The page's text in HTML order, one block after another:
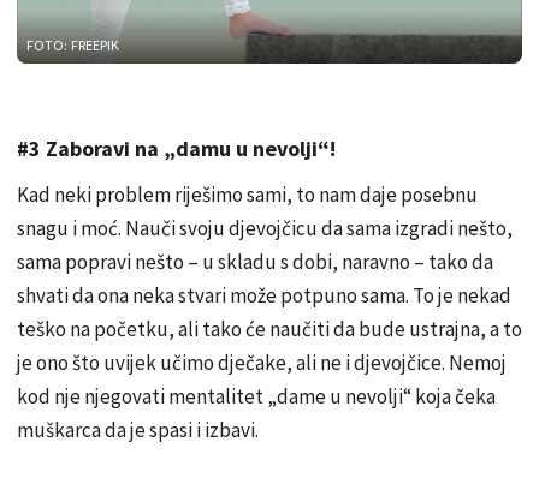
FOTO: FREEPIK
#3 Zaboravi na „damu u nevolji“!
Kad neki problem riješimo sami, to nam daje posebnu
snagu i moć. Nauči svoju djevojčicu da sama izgradi nešto,
sama popravi nešto – u skladu s dobi, naravno – tako da
shvati da ona neka stvari može potpuno sama. To je nekad
teško na početku, ali tako će naučiti da bude ustrajna, a to
je ono što uvijek učimo dječake, ali ne i djevojčice. Nemoj
kod nje njegovati mentalitet „dame u nevolji“ koja čeka
muškarca da je spasi i izbavi.